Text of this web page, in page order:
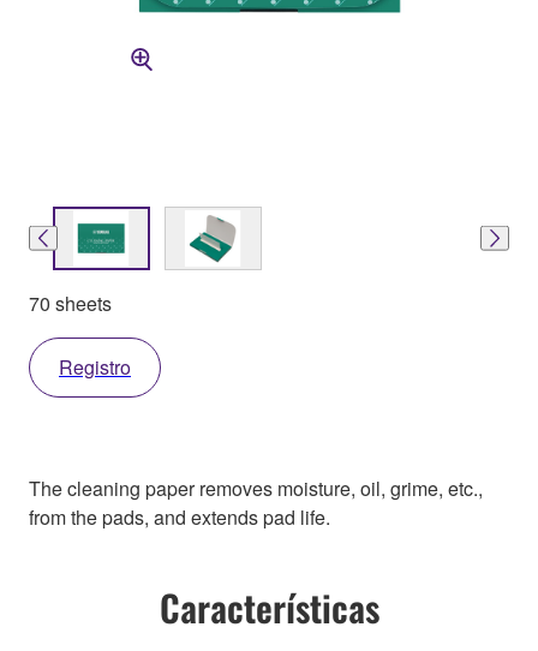
70 sheets
Registro
The cleaning paper removes moisture, oil, grime, etc.,
from the pads, and extends pad life.
Características